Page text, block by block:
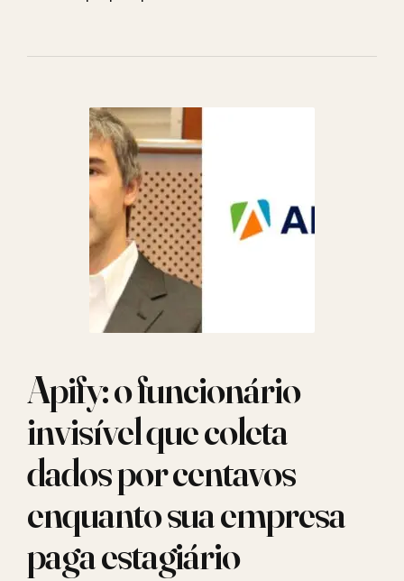
Apify: o funcionário
invisível que coleta
dados por centavos
enquanto sua empresa
paga estagiário